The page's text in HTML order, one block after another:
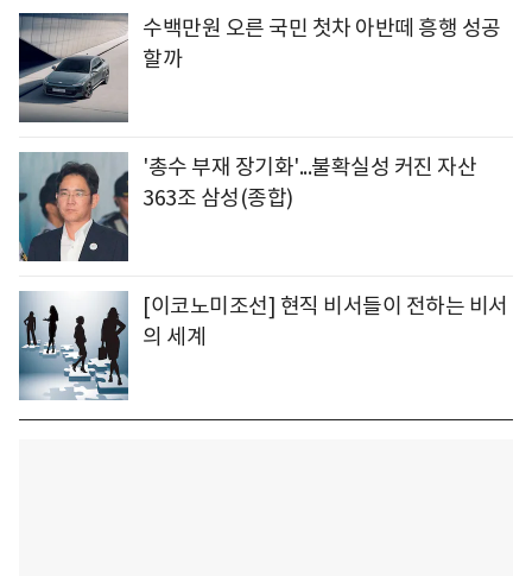
수백만원 오른 국민 첫차 아반떼 흥행 성공
할까
'총수 부재 장기화'...불확실성 커진 자산
363조 삼성(종합)
[이코노미조선] 현직 비서들이 전하는 비서
의 세계